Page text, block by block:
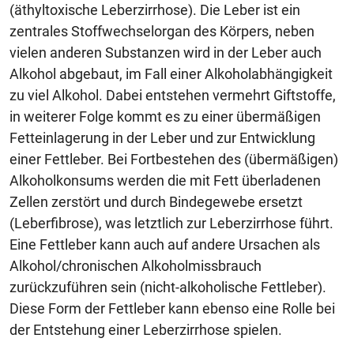
(äthyltoxische Leberzirrhose). Die Leber ist ein
zentrales Stoffwechselorgan des Körpers, neben
vielen anderen Substanzen wird in der Leber auch
Alkohol abgebaut, im Fall einer Alkoholabhängigkeit
zu viel Alkohol. Dabei entstehen vermehrt Giftstoffe,
in weiterer Folge kommt es zu einer übermäßigen
Fetteinlagerung in der Leber und zur Entwicklung
einer Fettleber. Bei Fortbestehen des (übermäßigen)
Alkoholkonsums werden die mit Fett überladenen
Zellen zerstört und durch Bindegewebe ersetzt
(Leberfibrose), was letztlich zur Leberzirrhose führt.
Eine Fettleber kann auch auf andere Ursachen als
Alkohol/chronischen Alkoholmissbrauch
zurückzuführen sein (nicht-alkoholische Fettleber).
Diese Form der Fettleber kann ebenso eine Rolle bei
der Entstehung einer Leberzirrhose spielen.